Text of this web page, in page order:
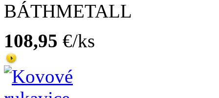
BÁTHMETALL
108,95 €/ks